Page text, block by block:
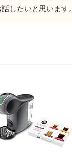
したいと思います。